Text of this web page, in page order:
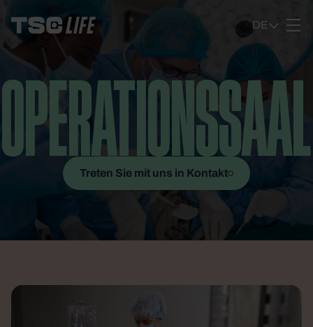
DE
OPERATIONSSAAL
Treten Sie mit uns in Kontakt